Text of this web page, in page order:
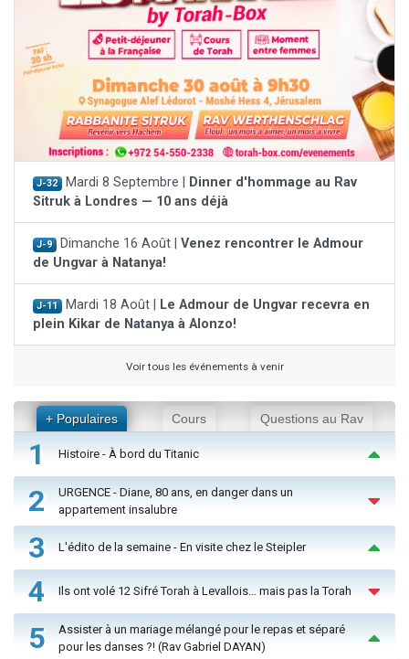
J-32 Mardi 8 Septembre |
Dinner d'hommage au Rav
Sitruk à Londres — 10 ans déjà
J-9 Dimanche 16 Août | Venez rencontrer le Admour
de Ungvar à Natanya!
J-11 Mardi 18 Août |
Le Admour de Ungvar recevra en
plein Kikar de Natanya à Alonzo!
Voir tous les événements à venir
+ Populaires Cours Questions au Rav
1 Histoire - À bord du Titanic
2
URGENCE - Diane, 80 ans, en danger dans un
appartement insalubre
3 L'édito de la semaine - En visite chez le Steipler
4 Ils ont volé 12 Sifré Torah à Levallois… mais pas la Torah
5
Assister à un mariage mélangé pour le repas et séparé
pour les danses ?! (Rav Gabriel DAYAN)